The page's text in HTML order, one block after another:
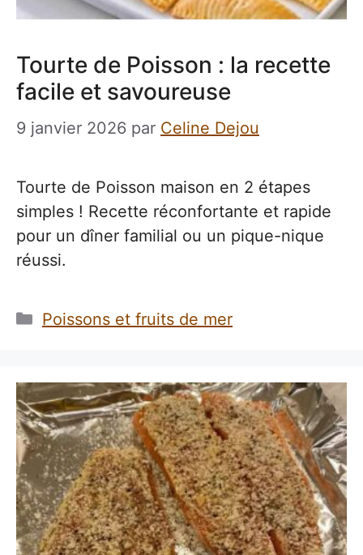
Tourte de Poisson : la recette
facile et savoureuse
9 janvier 2026 par Celine Dejou
Tourte de Poisson maison en 2 étapes
simples ! Recette réconfortante et rapide
pour un dîner familial ou un pique-nique
réussi.
Catégories
Poissons et fruits de mer